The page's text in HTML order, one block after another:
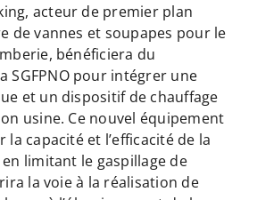
acteur de premier plan
de vannes et soupapes pour le
bénéficiera du
SGFPNO pour intégrer une
et un dispositif de chauffage
usine. Ce nouvel équipement
capacité et l’efficacité de la
limitant le gaspillage de
la voie à la réalisation de